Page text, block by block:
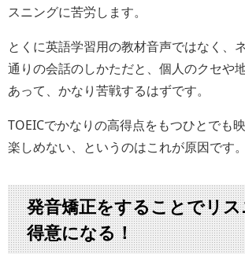
スニングに苦労します。
とくに英語学習用の教材音声ではなく、
通りの会話のしかただと、個人のクセや
あって、かなり苦戦するはずです。
TOEICでかなりの高得点をもつひとでも
楽しめない、というのはこれが原因です。
発音矯正をすることでリ
得意になる！